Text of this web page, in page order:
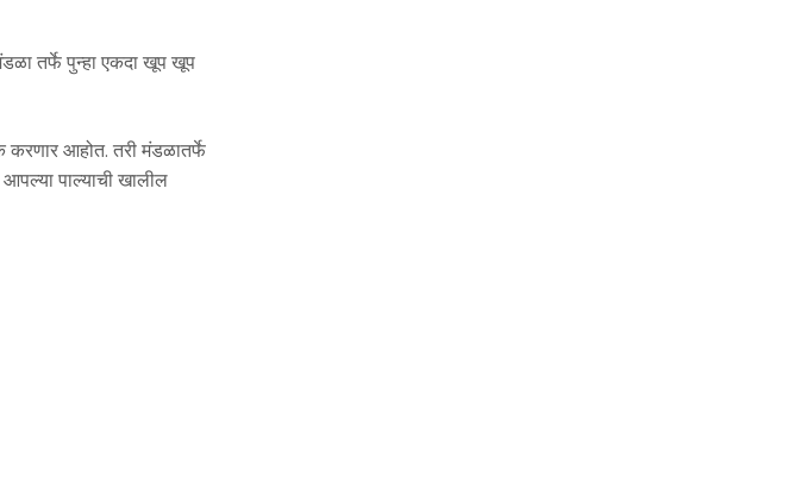
मंडळा तर्फे पुन्हा एकदा खूप खूप
करणार आहोत. तरी मंडळातर्फे
आपल्या पाल्याची खालील